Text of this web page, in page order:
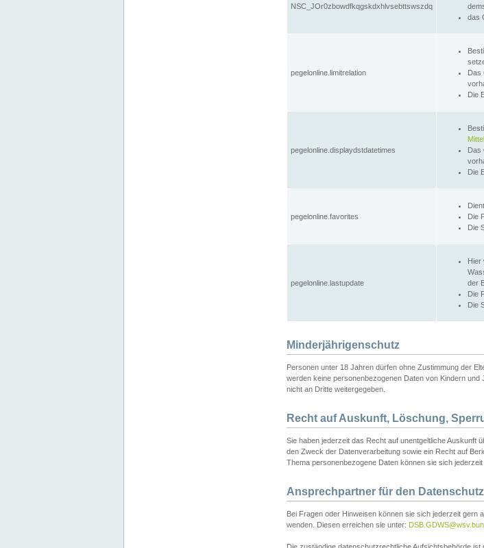
NSC_JOr0zbowdfkqgskdxhlvsebttswszdq
das
pegelonline.limitrelation
Das
Die
pegelonline.displaydstdatetimes
Das
Die
pegelonline.favorites
Die
Die
pegelonline.lastupdate
Hier
der
Die
Die
Minderjährigenschutz
Personen unter 18 Jahren dürfen ohne Zustimmung der
werden keine personenbezogenen Daten von Kindern
nicht an Dritte weitergegeben.
Recht auf Auskunft, Löschung,
Sie haben jederzeit das Recht auf unentgeltliche Auskunft
den Zweck der Datenverarbeitung sowie ein Recht auf
Thema personenbezogene Daten können sie sich
Ansprechpartner für den Datenschutz
Bei Fragen oder Hinweisen können sie sich jederzeit
wenden. Diesen erreichen sie unter: